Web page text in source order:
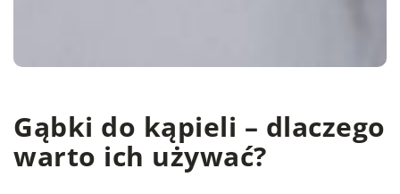
Gąbki do kąpieli – dlaczego
warto ich używać?